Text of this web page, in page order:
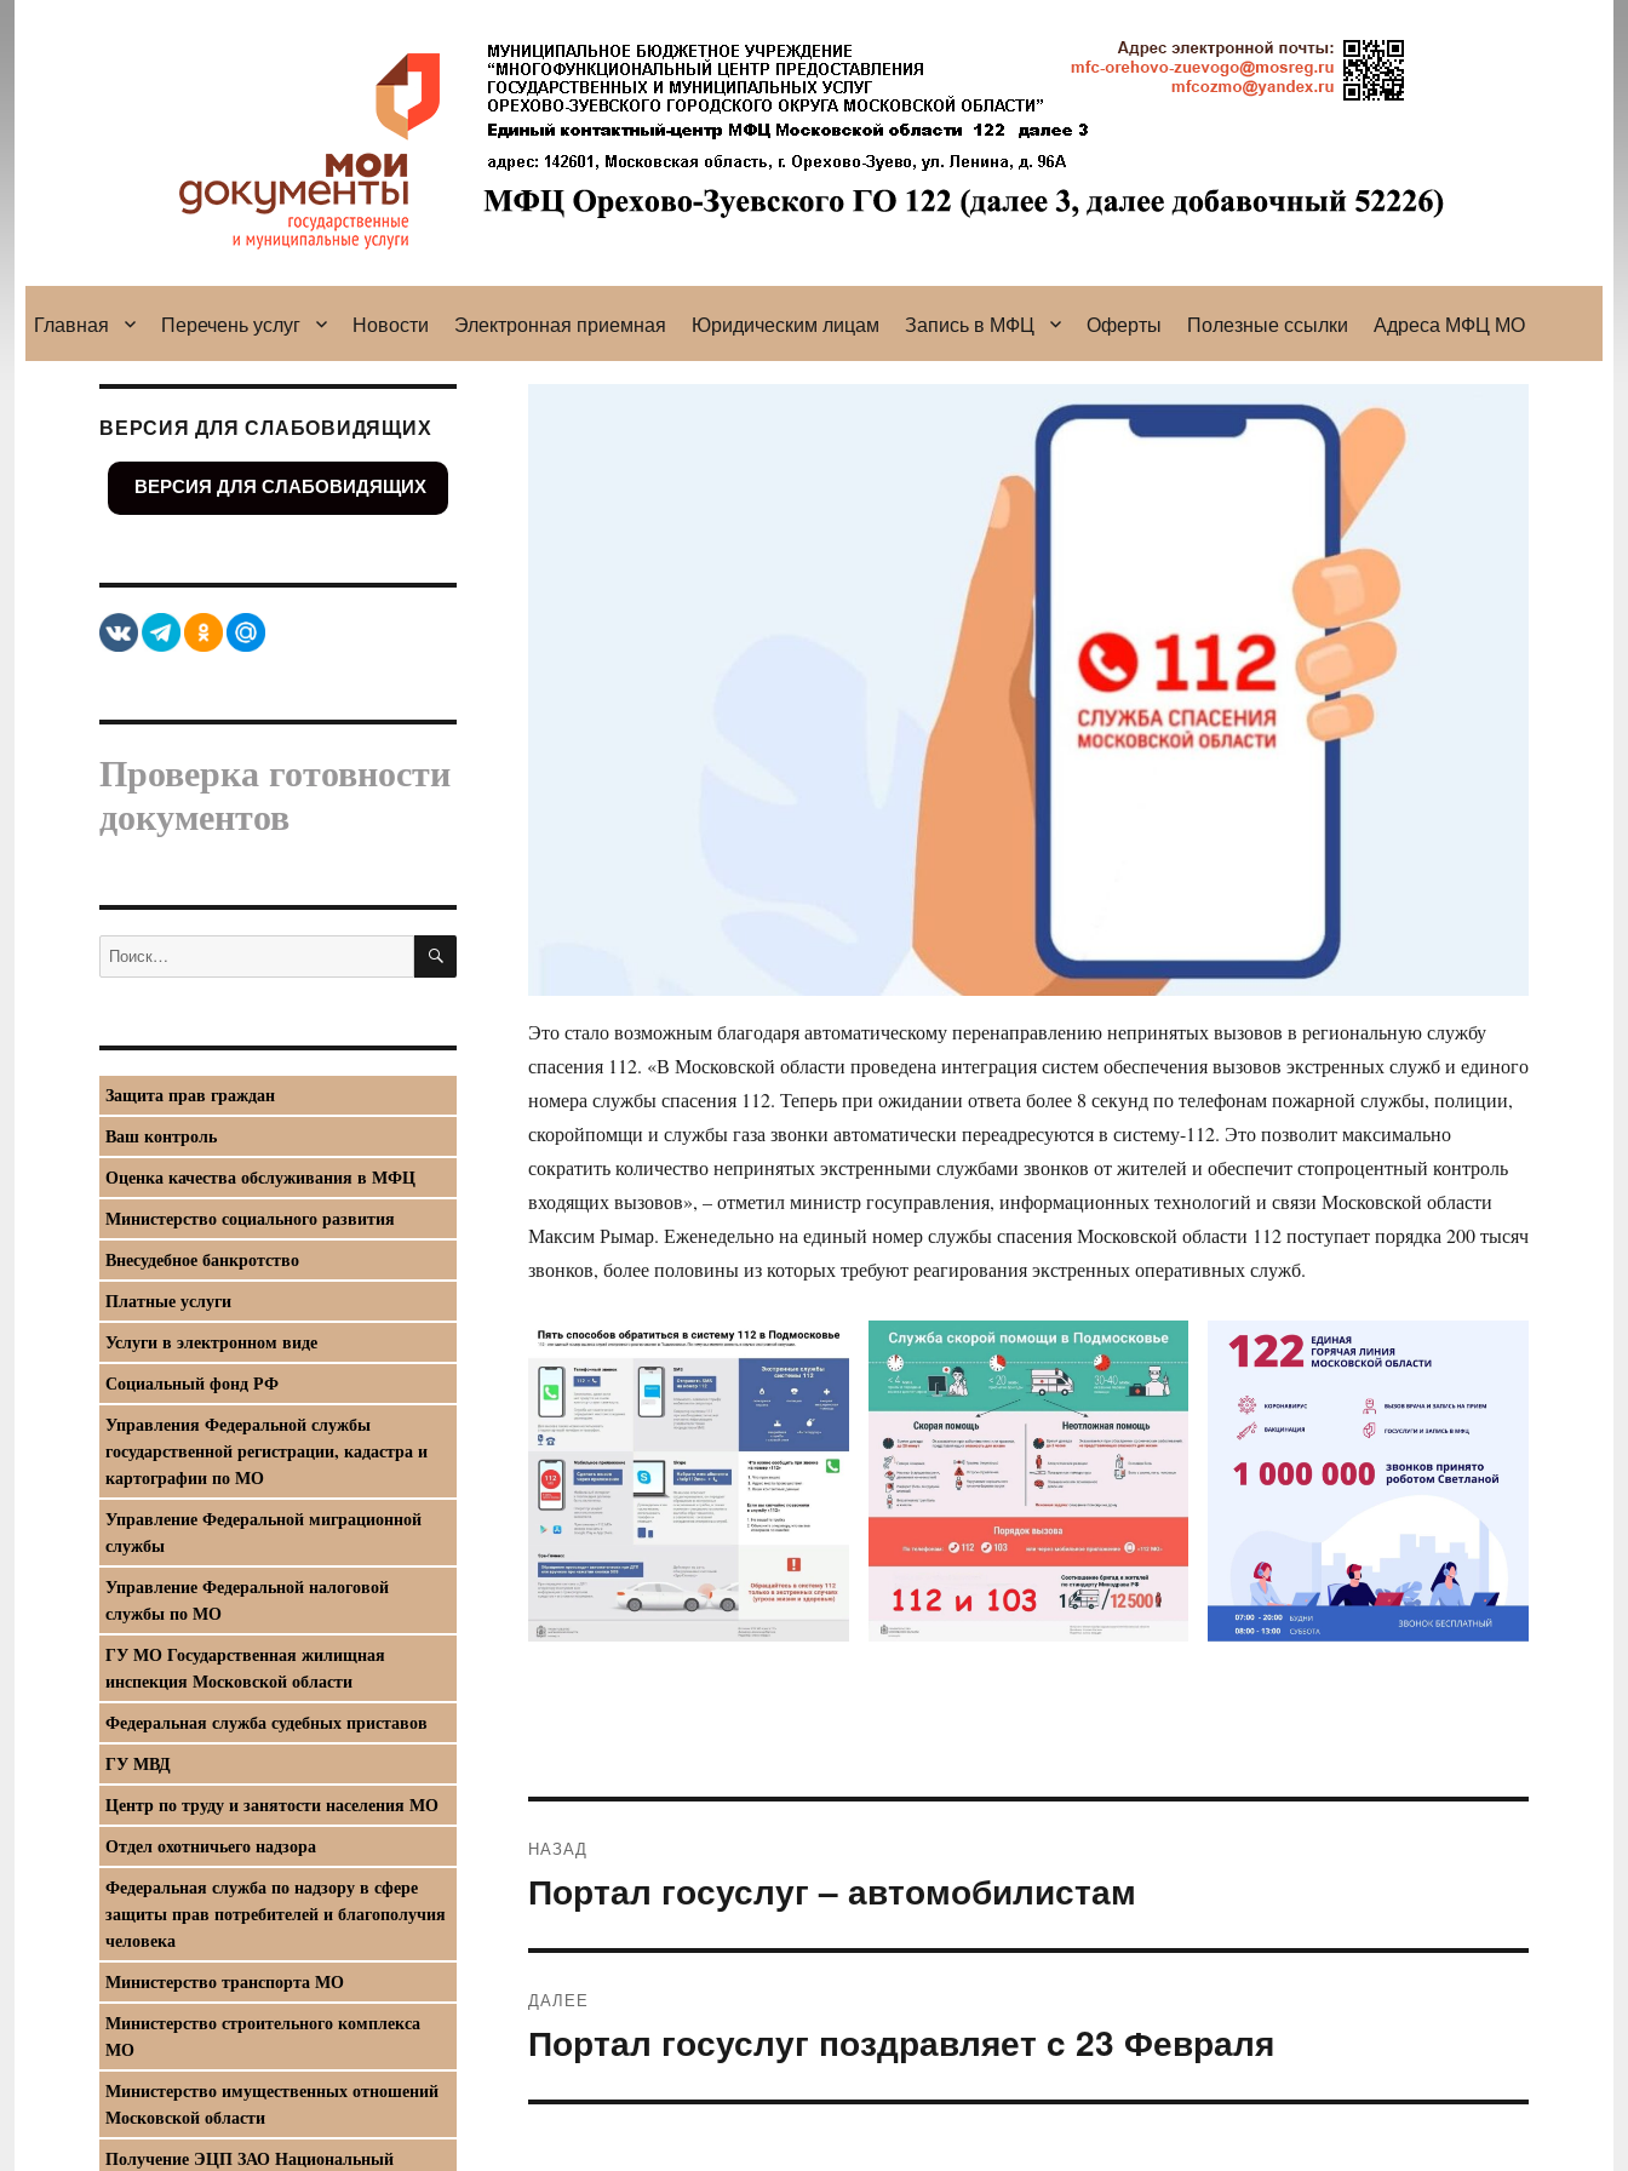
Главная Перечень услуг Новости Электронная приемная Юридическим лицам Запись в МФЦ Оферты Полезные ссылки Адреса МФЦ МО
Это стало возможным благодаря автоматическому перенаправлению непринятых вызовов в региональную службу
спасения 112. «В Московской области проведена интеграция систем обеспечения вызовов экстренных служб и единого
номера службы спасения 112. Теперь при ожидании ответа более 8 секунд по телефонам пожарной службы, полиции,
скоройпомщи и службы газа звонки автоматически переадресуются в систему-112. Это позволит максимально
сократить количество непринятых экстренными службами звонков от жителей и обеспечит стопроцентный контроль
входящих вызовов», – отметил министр госуправления, информационных технологий и связи Московской области
Максим Рымар. Еженедельно на единый номер службы спасения Московской области 112 поступает порядка 200 тысяч
звонков, более половины из которых требуют реагирования экстренных оперативных служб.
по
НАЗАД
Предыдущая
запись:
Портал госуслуг – автомобилистам
ДАЛЕЕ
Следующая
запись:
Портал госуслуг поздравляет c 23 Февраля
ВЕРСИЯ ДЛЯ СЛАБОВИДЯЩИХ
ВЕРСИЯ ДЛЯ СЛАБОВИДЯЩИХ
Проверка готовности
документов
Искать: ПОИСК
Защита прав граждан
Ваш контроль
Оценка качества обслуживания в МФЦ
Министерство социального развития
Внесудебное банкротство
Платные услуги
Услуги в электронном виде
Социальный фонд РФ
Управления Федеральной службы
государственной регистрации, кадастра и
картографии по МО
Управление Федеральной миграционной
службы
Управление Федеральной налоговой
службы по МО
ГУ МО Государственная жилищная
инспекция Московской области
Федеральная служба судебных приставов
ГУ МВД
Центр по труду и занятости населения МО
Отдел охотничьего надзора
Федеральная служба по надзору в сфере
защиты прав потребителей и благополучия
человека
Министерство транспорта МО
Министерство строительного комплекса
МО
Министерство имущественных отношений
Московской области
Получение ЭЦП ЗАО Национальный